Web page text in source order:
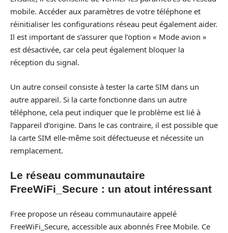
mobile. Accéder aux paramètres de votre téléphone et
réinitialiser les configurations réseau peut également aider.
Il est important de s’assurer que l’option « Mode avion »
est désactivée, car cela peut également bloquer la
réception du signal.
Un autre conseil consiste à tester la carte SIM dans un
autre appareil. Si la carte fonctionne dans un autre
téléphone, cela peut indiquer que le problème est lié à
l’appareil d’origine. Dans le cas contraire, il est possible que
la carte SIM elle-même soit défectueuse et nécessite un
remplacement.
Le réseau communautaire
FreeWiFi_Secure : un atout intéressant
Free propose un réseau communautaire appelé
FreeWiFi_Secure, accessible aux abonnés Free Mobile. Ce